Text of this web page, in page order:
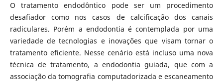
O tratamento endodôntico pode ser um procedimento
desafiador como nos casos de calcificação dos canais
radiculares. Porém a endodontia é contemplada por uma
variedade de tecnologias e inovações que visam tornar o
tratamento eficiente. Nesse cenário está incluso uma nova
técnica de tratamento, a endodontia guiada, que com a
associação da tomografia computadorizada e escaneamento